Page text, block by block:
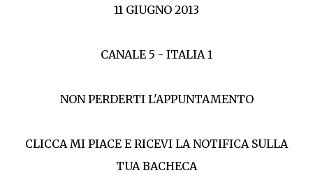
11 GIUGNO 2013
CANALE 5 - ITALIA 1
NON PERDERTI L'APPUNTAMENTO
CLICCA MI PIACE E RICEVI LA NOTIFICA SULLA
TUA BACHECA